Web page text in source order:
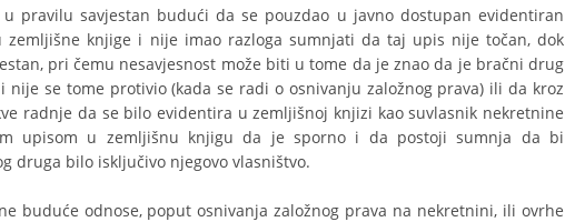
u pravilu savjestan budući da se pouzdao u javno dostupan evidentiran
knjige i nije imao razloga sumnjati da taj upis nije točan, dok
pri čemu nesavjesnost može biti u tome da je znao da je bračni drug
nije se tome protivio (kada se radi o osnivanju založnog prava) ili da kroz
radnje da se bilo evidentira u zemljišnoj knjizi kao suvlasnik nekretnine
upisom u zemljišnu knjigu da je sporno i da postoji sumnja da bi
druga bilo isključivo njegovo vlasništvo.
buduće odnose, poput osnivanja založnog prava na nekretnini, ili ovrhe